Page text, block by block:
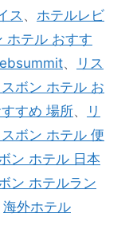
ス 、 ホテルレビ
ホテル おすす
、
リス
スボン ホテル お
すめ 場所、
リ
スボン ホテル 便
ン ホテル 日本
ン ホテルラン
海外ホテル